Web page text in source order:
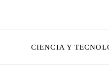
CIENCIA Y